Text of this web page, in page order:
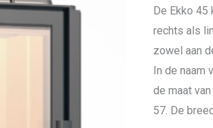
De Ekko 45
rechts als
zowel aan
In de naam
de maat
57. De